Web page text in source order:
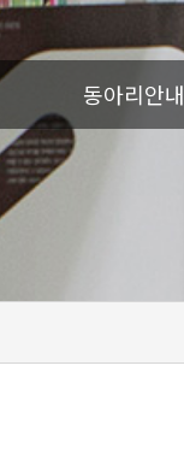
동아리안내